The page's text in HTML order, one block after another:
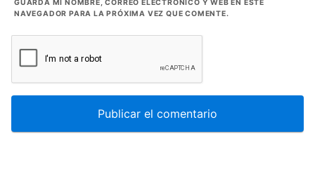
GUARDA MI NOMBRE, CORREO ELECTRÓNICO Y WEB EN ESTE
NAVEGADOR PARA LA PRÓXIMA VEZ QUE COMENTE.